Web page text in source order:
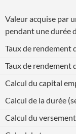
Valeur acquise par
pendant une durée
Taux de rendement
Taux de rendement
Calcul du capital
Calcul de la durée
Calcul du